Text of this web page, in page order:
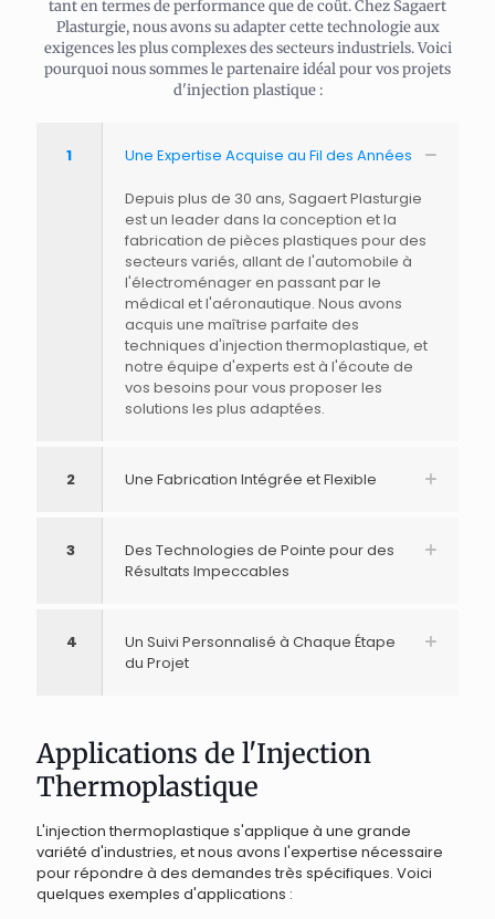
tant en termes de performance que de coût. Chez Sagaert
Plasturgie, nous avons su adapter cette technologie aux
exigences les plus complexes des secteurs industriels. Voici
pourquoi nous sommes le partenaire idéal pour vos projets
d'injection plastique :
1 Une Expertise Acquise au Fil des Années
Depuis plus de 30 ans, Sagaert Plasturgie
est un leader dans la conception et la
fabrication de pièces plastiques pour des
secteurs variés, allant de l'automobile à
l'électroménager en passant par le
médical et l'aéronautique. Nous avons
acquis une maîtrise parfaite des
techniques d'injection thermoplastique, et
notre équipe d'experts est à l'écoute de
vos besoins pour vous proposer les
solutions les plus adaptées.
2 Une Fabrication Intégrée et Flexible
3
Des Technologies de Pointe pour des
Résultats Impeccables
4
Un Suivi Personnalisé à Chaque Étape
du Projet
Applications de l'Injection
Thermoplastique
L'injection thermoplastique s'applique à une grande
variété d'industries, et nous avons l'expertise nécessaire
pour répondre à des demandes très spécifiques. Voici
quelques exemples d'applications :